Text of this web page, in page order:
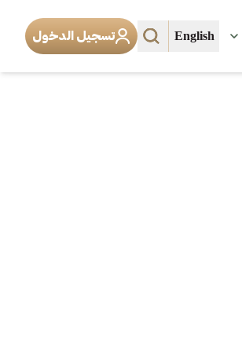
English تسجيل الدخول